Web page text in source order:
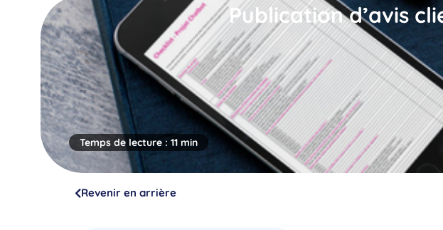
Publication d’avis
Temps de lecture : 11 min
Revenir en arrière